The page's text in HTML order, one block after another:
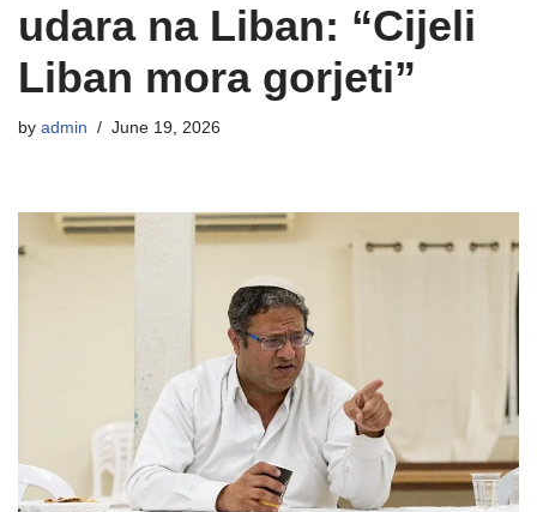
udara na Liban: “Cijeli
Liban mora gorjeti”
by admin June 19, 2026